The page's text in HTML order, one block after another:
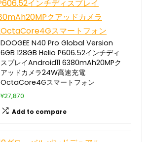
DOOGEE N40 Pro Global Version
6GB 128GB Helio P606.52インチディ
スプレイAndroid11 6380mAh20MPク
アッドカメラ24W高速充電
OctaCore4Gスマートフォン
¥27,870
Add to compare